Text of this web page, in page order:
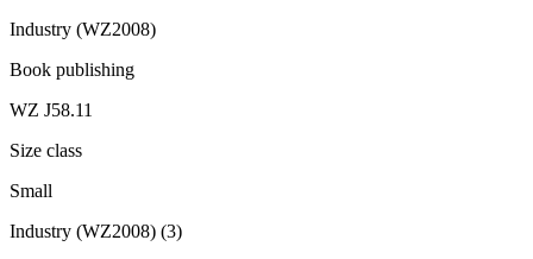
Industry (WZ2008)
Book publishing
WZ J58.11
Size class
Small
Industry (WZ2008) (3)